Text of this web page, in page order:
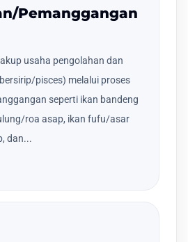
Pemanggangan
usaha pengolahan dan
pisces) melalui proses
seperti ikan bandeng
roa asap, ikan fufu/asar
dan...